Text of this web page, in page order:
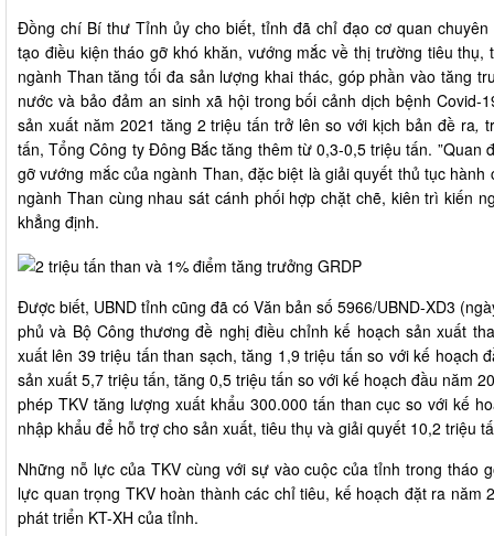
Đồng chí Bí thư Tỉnh ủy cho biết, tỉnh đã chỉ đạo cơ quan
tạo điều kiện tháo gỡ khó khăn, vướng mắc về thị trường tiêu
ngành Than tăng tối đa sản lượng khai thác, góp phần vào tăng
nước và bảo đảm an sinh xã hội trong bối cảnh dịch bệnh Covid-
sản xuất năm 2021 tăng 2 triệu tấn trở lên so với kịch bản đề ra,
tấn, Tổng Công ty Đông Bắc tăng thêm từ 0,3-0,5 triệu tấn. ”Quan
gỡ vướng mắc của ngành Than, đặc biệt là giải quyết thủ tục
ngành Than cùng nhau sát cánh phối hợp chặt chẽ, kiên trì kiến
khẳng định.
Được biết, UBND tỉnh cũng đã có Văn bản số 5966/UBND-XD3
phủ và Bộ Công thương đề nghị điều chỉnh kế hoạch sản xuất
xuất lên 39 triệu tấn than sạch, tăng 1,9 triệu tấn so với kế hoạch
sản xuất 5,7 triệu tấn, tăng 0,5 triệu tấn so với kế hoạch đầu năm
phép TKV tăng lượng xuất khẩu 300.000 tấn than cục so với kế
nhập khẩu để hỗ trợ cho sản xuất, tiêu thụ và giải quyết 10,2 triệu
Những nỗ lực của TKV cùng với sự vào cuộc của tỉnh trong tháo
lực quan trọng TKV hoàn thành các chỉ tiêu, kế hoạch đặt ra năm
phát triển KT-XH của tỉnh.